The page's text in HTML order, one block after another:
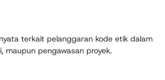
terkait pelanggaran kode etik dalam
maupun pengawasan proyek.